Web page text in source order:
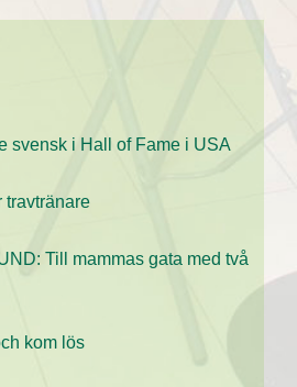
svensk i Hall of Fame i USA
Till mammas gata med två
kom lös